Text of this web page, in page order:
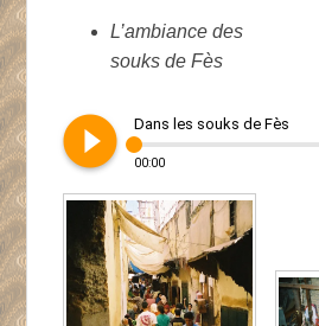
L’ambiance des
souks de Fès
play_circle_filled Dans les souks de Fès
00:00